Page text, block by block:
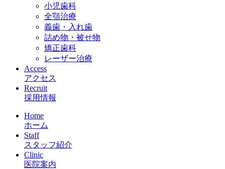
小児歯科
全顎治療
義歯・入れ歯
詰め物・被せ物
矯正歯科
レーザー治療
Access
アクセス
Recruit
採用情報
Home
ホーム
Staff
スタッフ紹介
Clinic
医院案内